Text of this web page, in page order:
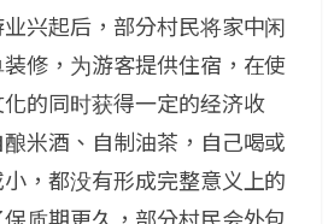
兴起后，部分村民将家中闲
修，为游客提供住宿，在使
的同时获得一定的经济收
米酒、自制油茶，自己喝或
，都没有形成完整意义上的